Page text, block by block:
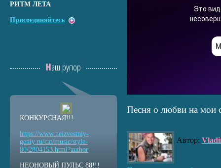
Песня о любви на мои
Автор:
РИТМ ЛЕТА
Присоединяйтесь
Наш рупор
КОНКУРСНАЯ!!!
https://www.neizvestniy-
geniy.ru/cat/music/style-
80/2804153.html?author
НЕОНОВЫЙ ПУЛЬС 88!!!